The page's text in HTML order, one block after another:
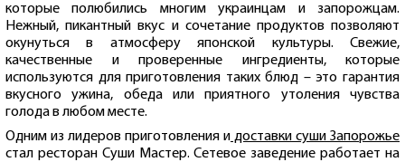
которые полюбились многим украинцам и запорожцам.
Нежный, пикантный вкус и сочетание продуктов позволяют
окунуться в атмосферу японской культуры. Свежие,
качественные и проверенные ингредиенты, которые
используются для приготовления таких блюд – это гарантия
вкусного ужина, обеда или приятного утоления чувства
голода в любом месте.
Одним из лидеров приготовления и доставки суши Запорожье
стал ресторан Суши Мастер. Сетевое заведение работает на